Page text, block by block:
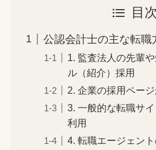
目次
公認会計士の主な転職
1. 監査法人の先輩
ル（紹介）採用
2. 企業の採用ペー
3. 一般的な転職サ
利用
4. 転職エージェン